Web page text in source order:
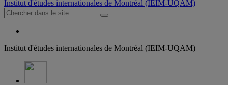
Institut d'études internationales de Montréal (IEIM-UQAM)
Institut d'études internationales de Montréal (IEIM-UQAM)